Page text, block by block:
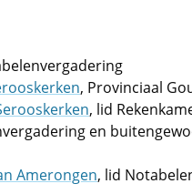
, Provinciaal
, lid
en
Amerongen, lid